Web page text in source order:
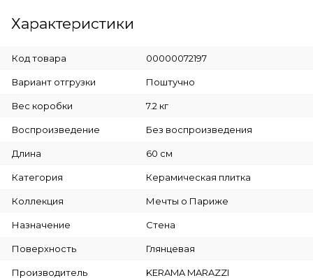
Характеристики
Код товара 00000072197
Вариант отгрузки Поштучно
Вес коробки 7.2 кг
Воспроизведение Без воспроизведения
Длина 60 см
Категория Керамическая плитка
Коллекция Мечты о Париже
Назначение Стена
Поверхность Глянцевая
Производитель KERAMA MARAZZI